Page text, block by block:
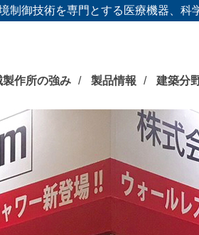
御技術を専門とする医療機器、科
製作所の強み 製品情報 建築分